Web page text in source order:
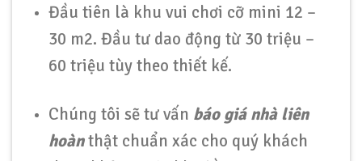
Đầu tiên là khu vui chơi cỡ mini 12 –
30 m2. Đầu tư dao động từ 30 triệu –
60 triệu tùy theo thiết kế.
Chúng tôi sẽ tư vấn báo giá nhà liên
hoànthật chuẩn xác cho quý khách